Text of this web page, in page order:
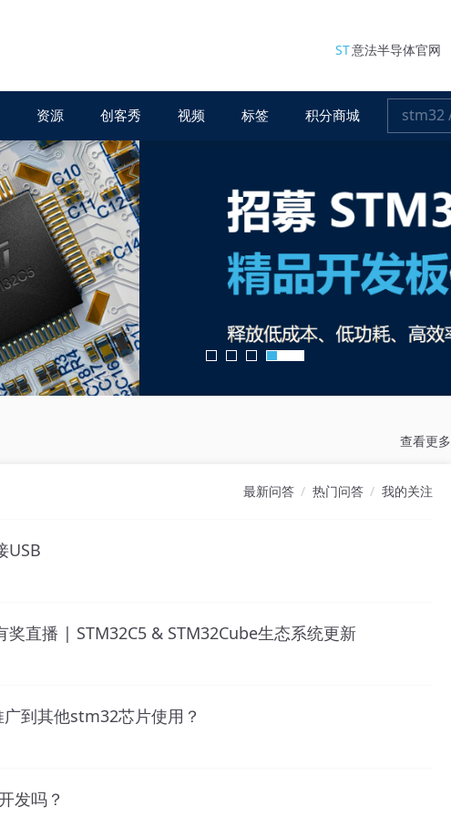
ST意法半导体官网
资源 创客秀 视频 标签 积分商城
查看更多
最新问答 热门问答 我的关注
USB
奖直播 | STM32C5 & STM32Cube生态系统更新
到其他stm32芯片使用？
发吗？